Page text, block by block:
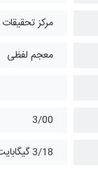
مرکز
معجم لفظی
3/00
3/18 گیگابایت